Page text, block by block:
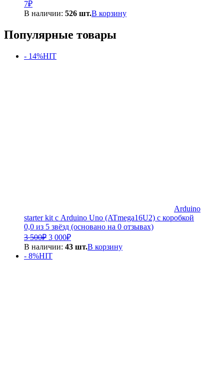
7₽
В наличии: 526 шт.В корзину
Популярные товары
- 14%HIT
Arduino
starter kit с Arduino Uno (ATmega16U2) с коробкой
0,0 из 5 звёзд (основано на 0 отзывах)
3 500₽ Первоначальная
цена
составляла
3
3 000₽Текущая
цена:
В наличии: 43 шт.В корзину
- 8%HIT